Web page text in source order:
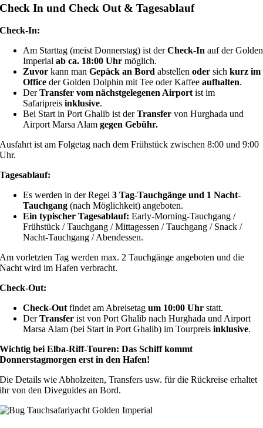
Check In und Check Out & Tagesablauf
Check-In:
Am Starttag (meist Donnerstag) ist derCheck-In auf der Golden
Imperialab ca. 18:00 Uhr möglich.
Zuvor kann manGepäck an Bord abstellenoder sichkurz im
Office der Golden Dolphin mit Tee oder Kaffeeaufhalten.
DerTransfer vom nächstgelegenen Airport ist im
Safaripreisinklusive.
Bei Start in Port Ghalib ist derTransfer von Hurghada und
Airport Marsa Alamgegen Gebühr.
Ausfahrt ist am Folgetag nach dem Frühstück zwischen 8:00 und 9:00
Uhr.
Tagesablauf:
Es werden in der Regel3 Tag-Tauchgänge und 1 Nacht-
Tauchgang (nach Möglichkeit) angeboten.
Ein typischer Tagesablauf: Early-Morning-Tauchgang /
Frühstück / Tauchgang / Mittagessen / Tauchgang / Snack /
Nacht-Tauchgang / Abendessen.
Am vorletzten Tag werden max. 2 Tauchgänge angeboten und die
Nacht wird im Hafen verbracht.
Check-Out:
Check-Out findet am Abreisetagum 10:00 Uhr statt.
DerTransfer ist von Port Ghalib nach Hurghada und Airport
Marsa Alam (bei Start in Port Ghalib) im Tourpreisinklusive.
Wichtig bei Elba-Riff-Touren: Das Schiff kommt
Donnerstagmorgen erst in den Hafen!
Die Details wie Abholzeiten, Transfers usw. für die Rückreise erhaltet
ihr von den Diveguides an Bord.